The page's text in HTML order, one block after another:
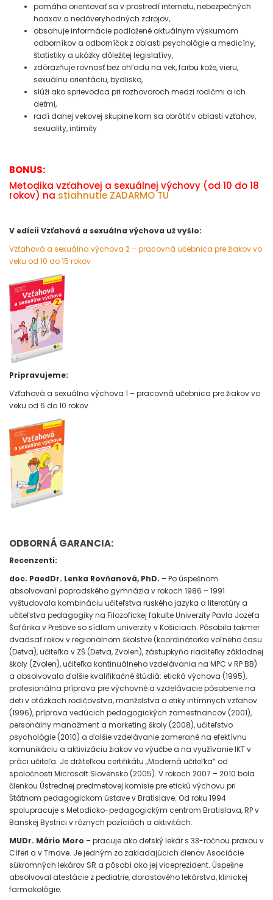
pomáha orientovať sa v prostredí internetu, nebezpečných
hoaxov a nedôveryhodných zdrojov,
obsahuje informácie podložené aktuálnym výskumom
odborníkov a odborníčok z oblasti psychológie a medicíny,
štatistiky a ukážky dôležitej legislatívy,
zdôrazňuje rovnosť bez ohľadu na vek, farbu kože, vieru,
sexuálnu orientáciu, bydlisko,
slúži ako sprievodca pri rozhovoroch medzi rodičmi a ich
deťmi,
radí danej vekovej skupine kam sa obrátiť v oblasti vzťahov,
sexuality, intimity
BONUS:
Metodika vzťahovej a sexuálnej výchovy (od 10 do 18
rokov) na stiahnutie ZADARMO TU
V edícii Vzťahová a sexuálna výchova už vyšlo:
Vzťahová a sexuálna výchova 2 – pracovná učebnica pre žiakov vo
veku od 10 do 15 rokov
Pripravujeme:
Vzťahová a sexuálna výchova 1 – pracovná učebnica pre žiakov vo
veku od 6 do 10 rokov
ODBORNÁ GARANCIA:
Recenzenti:
doc. PaedDr. Lenka Rovňanová, PhD. – Po úspešnom
absolvovaní popradského gymnázia v rokoch 1986 – 1991
vyštudovala kombináciu učiteľstva ruského jazyka a literatúry a
učiteľstva pedagogiky na Filozofickej fakulte Univerzity Pavla Jozefa
Šafárika v Prešove so sídlom univerzity v Košiciach. Pôsobila takmer
dvadsať rokov v regionálnom školstve (koordinátorka voľného času
(Detva), učiteľka v ZŠ (Detva, Zvolen), zástupkyňa riaditeľky základnej
školy (Zvolen), učiteľka kontinuálneho vzdelávania na MPC v RP BB)
a absolvovala ďalšie kvalifikačné štúdiá: etická výchova (1995),
profesionálna príprava pre výchovné a vzdelávacie pôsobenie na
deti v otázkach rodičovstva, manželstva a etiky intímnych vzťahov
(1996), príprava vedúcich pedagogických zamestnancov (2001),
personálny manažment a marketing školy (2008), učiteľstvo
psychológie (2010) a ďalšie vzdelávanie zamerané na efektívnu
komunikáciu a aktivizáciu žiakov vo výučbe a na využívanie IKT v
práci učiteľa. Je držiteľkou certifikátu „Moderná učiteľka“ od
spoločnosti Microsoft Slovensko (2005). V rokoch 2007 – 2010 bola
členkou Ústrednej predmetovej komisie pre etickú výchovu pri
Štátnom pedagogickom ústave v Bratislave. Od roku 1994
spolupracuje s Metodicko-pedagogickým centrom Bratislava, RP v
Banskej Bystrici v rôznych pozíciách a aktivitách.
MUDr. Mário Moro – pracuje ako detský lekár s 33-ročnou praxou v
Cíferi a v Trnave. Je jedným zo zakladajúcich členov Asociácie
súkromných lekárov SR a pôsobí ako jej viceprezident. Úspešne
absolvoval atestácie z pediatrie, dorastového lekárstva, klinickej
farmakológie.